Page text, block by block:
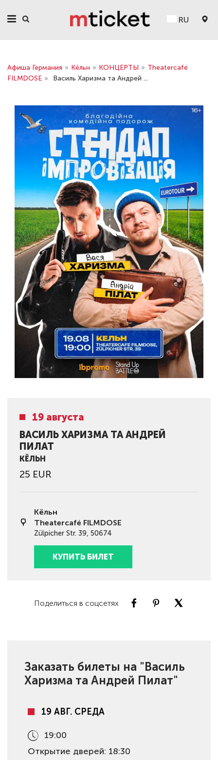
RU
Афиша Германия » Кёльн » КОНЦЕРТЫ » Theatercafé
FILMDOSE » Василь Харизма та Андрeй ...
19 августа
ВАСИЛЬ ХАРИЗМА ТА АНДРEЙ
ПИЛАТ
КЁЛЬН
25 EUR
Кёльн
Theatercafé FILMDOSE
Zülpicher Str. 39, 50674
КУПИТЬ БИЛЕТ
Поделиться в соцсетях
Заказать билеты на "Василь
Харизма та Андрeй Пилат"
19 АВГ. СРЕДА
19:00
Открытие дверей: 18:30